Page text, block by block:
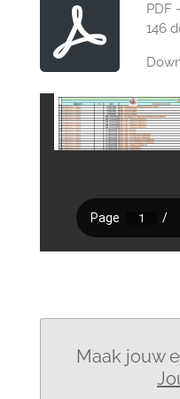
PDF
146
Maak jouw